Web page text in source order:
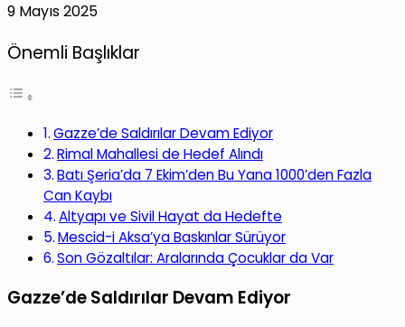
9 Mayıs 2025
Önemli Başlıklar
Gazze’de Saldırılar Devam Ediyor
Rimal Mahallesi de Hedef Alındı
Batı Şeria’da 7 Ekim’den Bu Yana 1000’den Fazla
Can Kaybı
Altyapı ve Sivil Hayat da Hedefte
Mescid-i Aksa’ya Baskınlar Sürüyor
Son Gözaltılar: Aralarında Çocuklar da Var
Gazze’de Saldırılar Devam Ediyor